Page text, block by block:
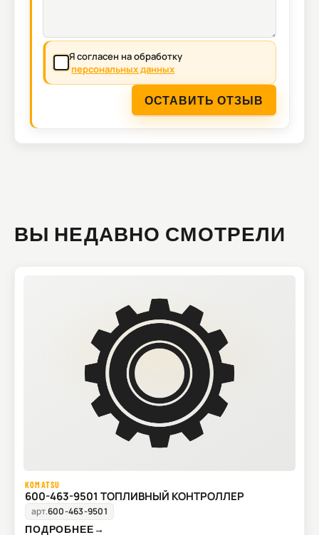
Я согласен на обработку
персональных данных
ОСТАВИТЬ ОТЗЫВ
ВЫ НЕДАВНО СМОТРЕЛИ
KOMATSU
600-463-9501 ТОПЛИВНЫЙ КОНТРОЛЛЕР
арт.600-463-9501
ПОДРОБНЕЕ→